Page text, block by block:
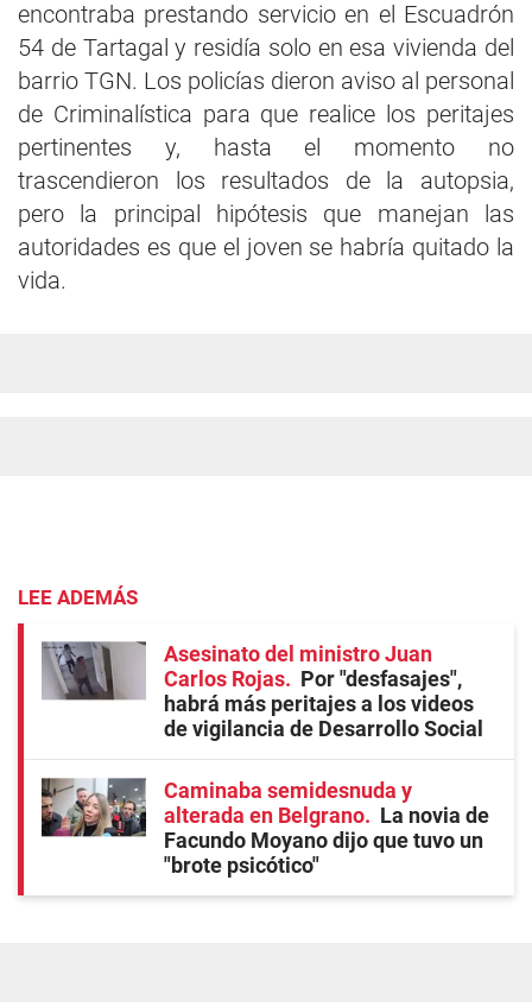
encontraba prestando servicio en el Escuadrón
54 de Tartagal y residía solo en esa vivienda del
barrio TGN. Los policías dieron aviso al personal
de Criminalística para que realice los peritajes
pertinentes y, hasta el momento no
trascendieron los resultados de la autopsia,
pero la principal hipótesis que manejan las
autoridades es que el joven se habría quitado la
vida.
LEE ADEMÁS
Asesinato del ministro Juan
Carlos Rojas
Por "desfasajes",
habrá más peritajes a los videos
de vigilancia de Desarrollo Social
Caminaba semidesnuda y
alterada en Belgrano
La novia de
Facundo Moyano dijo que tuvo un
"brote psicótico"